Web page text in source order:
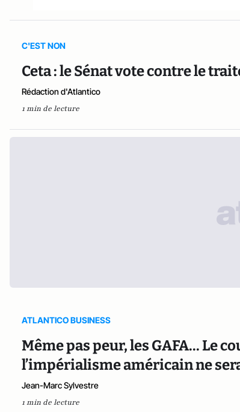
C'EST NON
Ceta : le Sénat vote contre le
Rédaction d'Atlantico
1 min de lecture
ATLANTICO BUSINESS
Même pas peur, les GAFA... Le
l’impérialisme américain ne
Jean-Marc Sylvestre
1 min de lecture